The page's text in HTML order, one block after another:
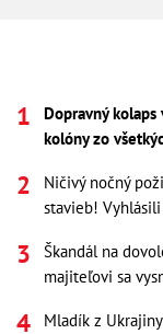
Dopravný
kolóny zo
Ničivý nočný
stavieb!
Škandál na
majiteľovi sa
Mladík z